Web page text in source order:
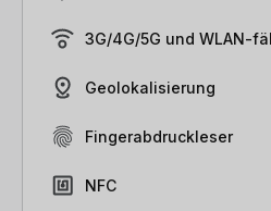
3G/4G/5G und WLAN-
Geolokalisierung
Fingerabdruckleser
NFC